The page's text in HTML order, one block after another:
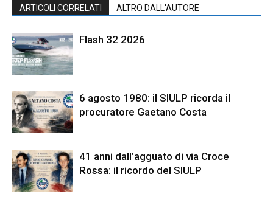
ARTICOLI CORRELATI ALTRO DALL'AUTORE
Flash 32 2026
6 agosto 1980: il SIULP ricorda il
procuratore Gaetano Costa
41 anni dall’agguato di via Croce
Rossa: il ricordo del SIULP